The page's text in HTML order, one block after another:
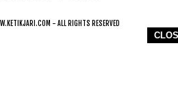
- ALL RIGHTS RESERVED